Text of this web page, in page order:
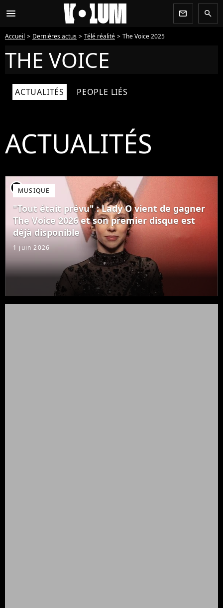
menu newsletter search
Accueil Dernières actus Télé réalité The Voice 2025
THE VOICE
ACTUALITÉS PEOPLE LIÉS
ACTUALITÉS
player2MUSIQUE
"Tout était prévu" : Lady O vient de gagner
The Voice 2026 et son premier disque est
déjà disponible
1 juin 2026